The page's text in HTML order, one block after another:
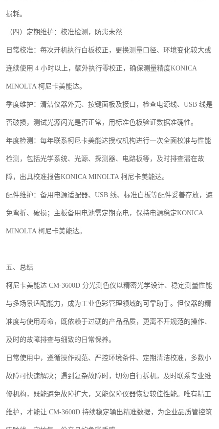
损耗。
（四）定期维护：校准检测，防患未然
日常校准：每次开机执行白板校正，更换测量口径、环境变化较大或
连续使用 4 小时以上，额外执行零校正，确保测量精度KONICA
MINOLTA 柯尼卡美能达。
季度维护：清洁仪器外壳、按键面板及接口，检查电源线、 USB 线是
否破损，测试光源闪光是否正常，用标准色板验证数据准确性。
年度检测：每年联系柯尼卡美能达授权机构进行一次全面校准与性能
检测，包括光学系统、光源、探测器、电路板等，及时排查潜在故
障，出具校准报告KONICA MINOLTA 柯尼卡美能达。
配件维护：备用电源适配器、 USB 线、标准白板等配件妥善存放，避
免弯折、破损；主板备用电池需定期充电，保持电源稳定KONICA
MINOLTA 柯尼卡美能达。
五、总结
柯尼卡美能达 CM-3600D 分光测色仪以精密光学设计、稳定测量性能
与多场景适配能力，成为工业色彩管理领域的可靠助手。但仪器的精
准度与使用寿命，既依赖于过硬的产品品质，更离不开规范的操作、
及时的故障排查与细致的日常保养。
日常使用中，遵循操作规范、严控环境条件、定期清洁校准，多数小
故障可快速解决；遇到复杂故障时，切勿自行拆机，及时联系专业维
修机构，既能避免故障扩大，又能保障仪器恢复较佳性能。唯有精工
维护，才能让 CM-3600D 持续稳定输出精准数据，为企业品质管控筑